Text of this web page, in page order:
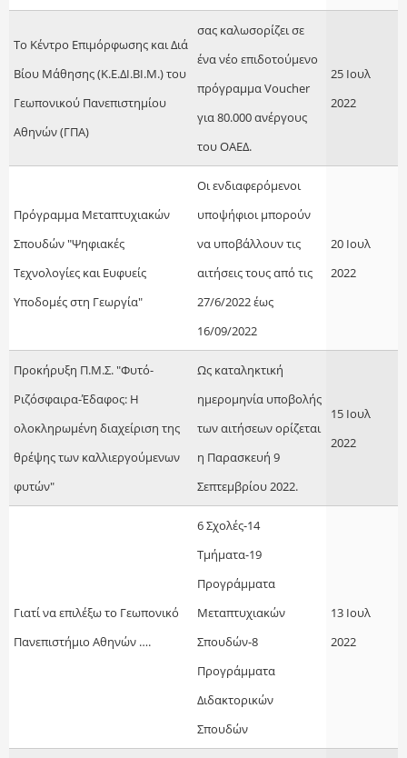
Το Κέντρο Επιμόρφωσης και Διά
Βίου Μάθησης (Κ.Ε.ΔΙ.ΒΙ.Μ.) του
Γεωπονικού Πανεπιστημίου
Αθηνών (ΓΠΑ)
σας καλωσορίζει σε
ένα νέο επιδοτούμενο
πρόγραμμα Voucher
για 80.000 ανέργους
του ΟΑΕΔ.
25 Ιουλ
2022
Πρόγραμμα Μεταπτυχιακών
Σπουδών "Ψηφιακές
Τεχνολογίες και Ευφυείς
Υποδομές στη Γεωργία"
Οι ενδιαφερόμενοι
υποψήφιοι μπορούν
να υποβάλλουν τις
αιτήσεις τους από τις
27/6/2022 έως
16/09/2022
20 Ιουλ
2022
Προκήρυξη Π.Μ.Σ. "Φυτό-
Ριζόσφαιρα-Έδαφος: Η
ολοκληρωμένη διαχείριση της
θρέψης των καλλιεργούμενων
φυτών"
Ως καταληκτική
ημερομηνία υποβολής
των αιτήσεων ορίζεται
η Παρασκευή 9
Σεπτεμβρίου 2022.
15 Ιουλ
2022
Γιατί να επιλέξω το Γεωπονικό
Πανεπιστήμιο Αθηνών ….
6 Σχολές-14
Τμήματα-19
Προγράμματα
Μεταπτυχιακών
Σπουδών-8
Προγράμματα
Διδακτορικών
Σπουδών
13 Ιουλ
2022